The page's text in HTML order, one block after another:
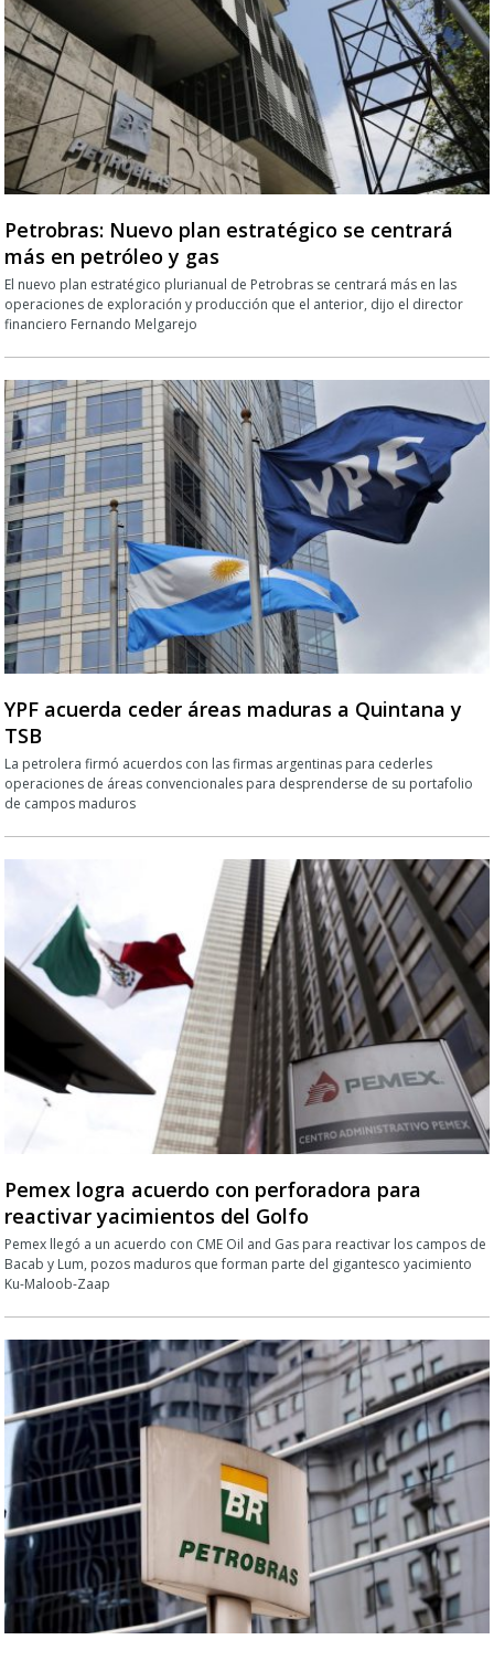
Petrobras: Nuevo plan estratégico se centrará
más en petróleo y gas
El nuevo plan estratégico plurianual de Petrobras se centrará más en las
operaciones de exploración y producción que el anterior, dijo el director
financiero Fernando Melgarejo
YPF acuerda ceder áreas maduras a Quintana y
TSB
La petrolera firmó acuerdos con las firmas argentinas para cederles
operaciones de áreas convencionales para desprenderse de su portafolio
de campos maduros
Pemex logra acuerdo con perforadora para
reactivar yacimientos del Golfo
Pemex llegó a un acuerdo con CME Oil and Gas para reactivar los campos de
Bacab y Lum, pozos maduros que forman parte del gigantesco yacimiento
Ku-Maloob-Zaap